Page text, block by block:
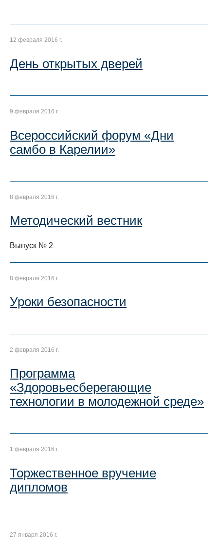
12 февраля 2016 г.
День открытых дверей
9 февраля 2016 г.
Всероссийский форум «Дни
самбо в Карелии»
8 февраля 2016 г.
Методический вестник
Выпуск № 2
8 февраля 2016 г.
Уроки безопасности
2 февраля 2016 г.
Программа
«Здоровьесберегающие
технологии в молодежной среде»
1 февраля 2016 г.
Торжественное вручение
дипломов
27 января 2016 г.